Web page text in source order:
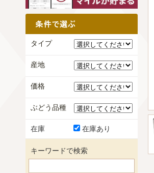
タイプ
産地
価格
ぶどう品種
在庫 在庫あり
キーワードで検索